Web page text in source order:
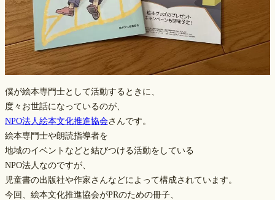
僕が絵本専門士として活動するときに、
度々お世話になっているのが、
NPO法人絵本文化推進協会さんです。
絵本専門士や朗読指導者を
地域のイベントなどと結びつける活動をしている
NPO法人なのですが、
児童書の出版社や作家さんなどによって構成されています。
今回、絵本文化推進協会がPRのための冊子、